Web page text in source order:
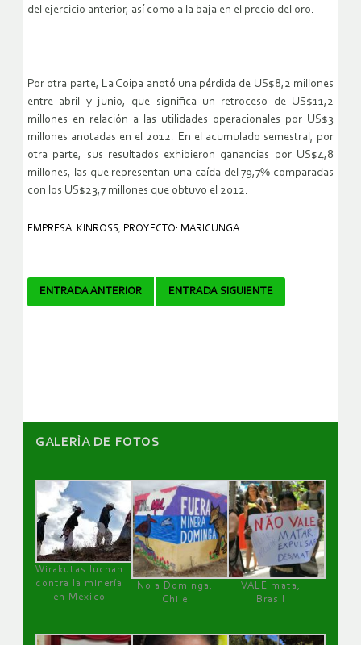
del ejercicio anterior, así como a la baja en el precio del oro.
Por otra parte, La Coipa anotó una pérdida de US$8,2 millones
entre abril y junio, que significa un retroceso de US$11,2
millones en relación a las utilidades operacionales por US$3
millones anotadas en el 2012. En el acumulado semestral, por
otra parte, sus resultados exhibieron ganancias por US$4,8
millones, las que representan una caída del 79,7% comparadas
con los US$23,7 millones que obtuvo el 2012.
EMPRESA: KINROSS, PROYECTO: MARICUNGA
Navegador
ENTRADA ANTERIOR ENTRADA SIGUIENTE
GALERÌA DE FOTOS
Wirakutas luchan
contra la minería
en México
No a Dominga,
Chile
VALE mata,
Brasil